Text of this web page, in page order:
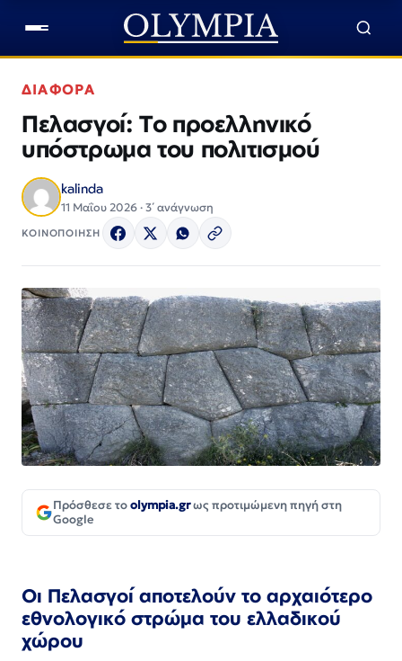
ΔΙΑΦΟΡΑ
Πελασγοί: Το προελληνικό
υπόστρωμα του πολιτισμού
kalinda
11 Μαΐου 2026 · 3΄ ανάγνωση
ΚΟΙΝΟΠΟΙΗΣΗ
Πρόσθεσε τοolympia.grως προτιμώμενη πηγή στη
Google
Οι Πελασγοί αποτελούν το αρχαιότερο
εθνολογικό στρώμα του ελλαδικού
χώρου